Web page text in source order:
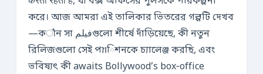
করে। আজ আমরা এই তালিকার ভিতরের গল্পটি দেখব
—কौন সা فیلمগুলো শীর্ষে দাঁড়িয়েছে, কী নতুন
রিলিজগুলো সেই পוזিশনকে চ্যালেঞ্জ করছি, এবং
ভবিষ্যৎ কী awaits Bollywood’s box‑office